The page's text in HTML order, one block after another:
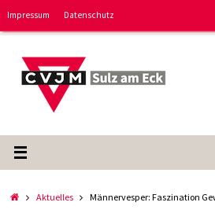
Impressum Datenschutz
StartAktuelles Männervesper: Faszination